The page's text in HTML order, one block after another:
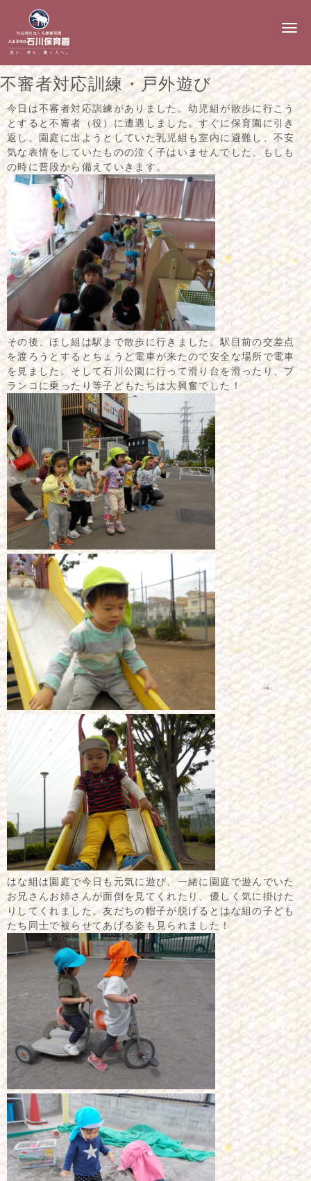
N
g
a
i
o
n
不審者対応訓練・戸外遊び
今日は不審者対応訓練がありました。幼児組が散歩に行こう
とすると不審者（役）に遭遇しました。すぐに保育園に引き
返し、園庭に出ようとしていた乳児組も室内に避難し、不安
気な表情をしていたものの泣く子はいませんでした。もしも
の時に普段から備えていきます。
その後、ほし組は駅まで散歩に行きました。駅目前の交差点
を渡ろうとするとちょうど電車が来たので安全な場所で電車
を見ました。そして石川公園に行って滑り台を滑ったり、ブ
ランコに乗ったり等子どもたちは大興奮でした！
はな組は園庭で今日も元気に遊び、一緒に園庭で遊んでいた
お兄さんお姉さんが面倒を見てくれたり、優しく気に掛けた
りしてくれました。友だちの帽子が脱げるとはな組の子ども
たち同士で被らせてあげる姿も見られました！